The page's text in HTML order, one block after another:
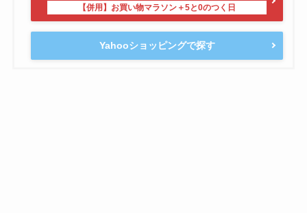
Yahooショッピングで探す